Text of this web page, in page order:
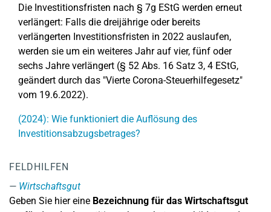
Die Investitionsfristen nach § 7g EStG werden erneut
verlängert: Falls die dreijährige oder bereits
verlängerten Investitionsfristen in 2022 auslaufen,
werden sie um ein weiteres Jahr auf vier, fünf oder
sechs Jahre verlängert (§ 52 Abs. 16 Satz 3, 4 EStG,
geändert durch das "Vierte Corona-Steuerhilfegesetz"
vom 19.6.2022).
(2024): Wie funktioniert die Auflösung des
Investitionsabzugsbetrages?
FELDHILFEN
Wirtschaftsgut
Geben Sie hier eine Bezeichnung für das Wirtschaftsgut